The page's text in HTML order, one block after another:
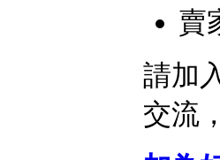
賣
請加
交流